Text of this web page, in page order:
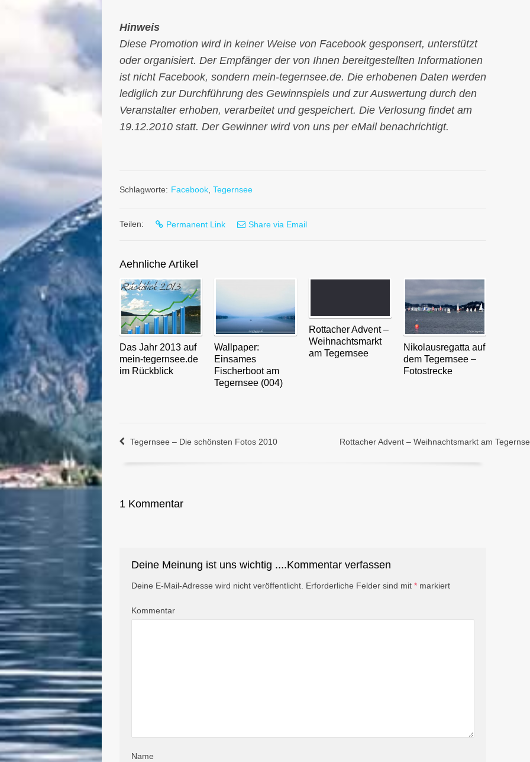
Hinweis
Diese Promotion wird in keiner Weise von Facebook gesponsert, unterstützt
oder organisiert. Der Empfänger der von Ihnen bereitgestellten Informationen
ist nicht Facebook, sondern mein-tegernsee.de. Die erhobenen Daten werden
lediglich zur Durchführung des Gewinnspiels und zur Auswertung durch den
Veranstalter erhoben, verarbeitet und gespeichert. Die Verlosung findet am
19.12.2010 statt. Der Gewinner wird von uns per eMail benachrichtigt.
Schlagworte: Facebook Tegernsee
Teilen: Permanent Link Share via Email
Aehnliche Artikel
Das Jahr 2013 auf
mein-tegernsee.de
im Rückblick
Wallpaper:
Einsames
Fischerboot am
Tegernsee (004)
Rottacher Advent –
Weihnachtsmarkt
am Tegernsee
Nikolausregatta auf
dem Tegernsee –
Fotostrecke
Tegernsee – Die schönsten Fotos 2010 Rottacher Advent – Weihnachtsmarkt am
1 Kommentar
Deine Meinung ist uns wichtig ....Kommentar verfassen
Deine E-Mail-Adresse wird nicht veröffentlicht. Erforderliche Felder sind mit * markiert
Kommentar
Name